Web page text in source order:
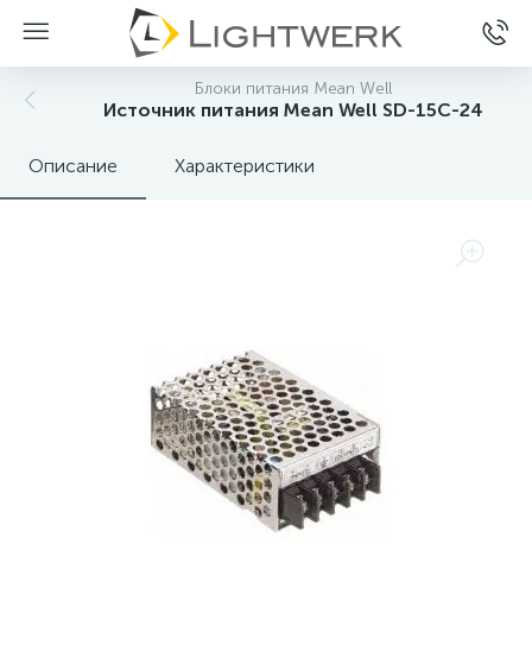
Блоки питания Mean Well
Источник питания Mean Well SD-15C-24
Описание Характеристики